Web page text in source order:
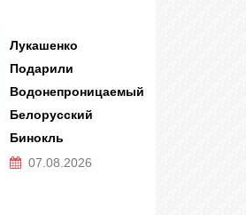
Лукашенко
Подарили
Водонепроницаемый
Белорусский
Бинокль
07.08.2026